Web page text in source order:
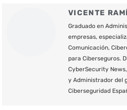
VICENTE
Graduado en
empresas,
Comunicación,
para Ciberseguros.
CyberSecurity
y Administrador del
Ciberseguridad